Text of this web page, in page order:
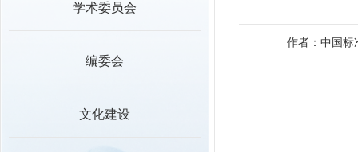
学术委员会
编委会
文化建设
作者：中国标